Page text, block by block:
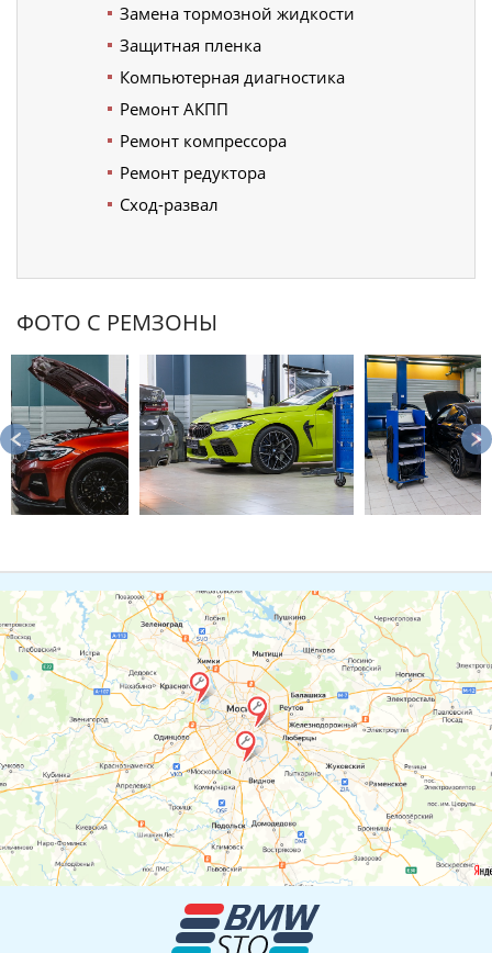
Замена тормозной жидкости
Защитная пленка
Компьютерная диагностика
Ремонт АКПП
Ремонт компрессора
Ремонт редуктора
Сход-развал
ФОТО С РЕМЗОНЫ